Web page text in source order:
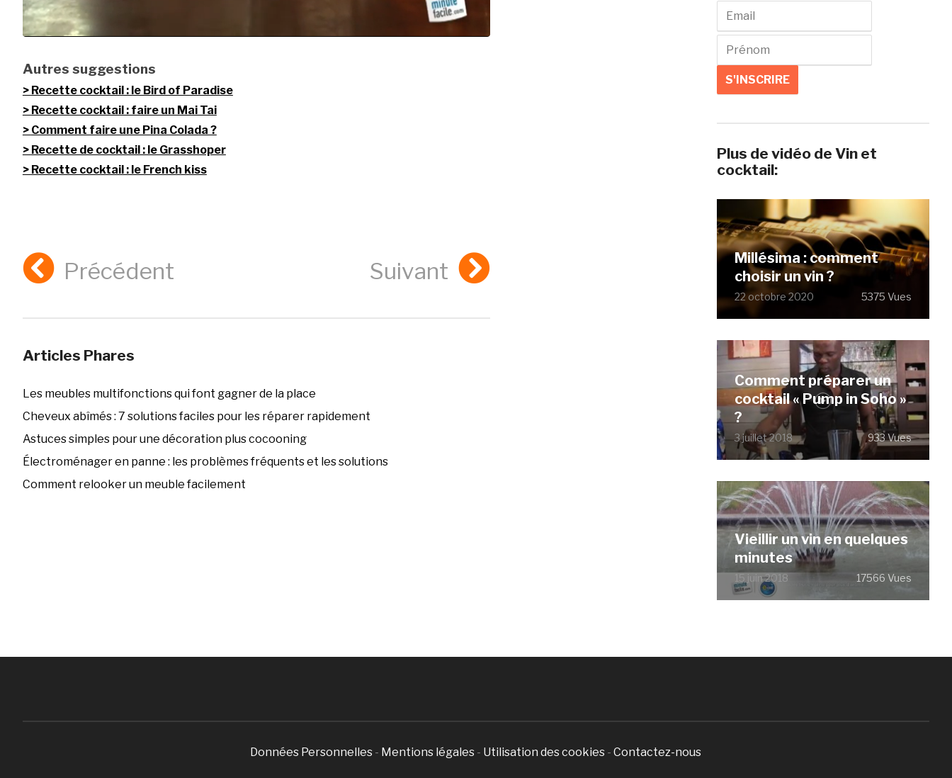
Autres suggestions
Recette cocktail : le Bird of Paradise
Recette cocktail : faire un Mai Tai
Comment faire une Pina Colada ?
Recette de cocktail : le Grasshoper
Recette cocktail : le French kiss
Précédent Suivant
Articles Phares
Les meubles multifonctions qui font gagner de la place
Cheveux abîmés : 7 solutions faciles pour les réparer rapidement
Astuces simples pour une décoration plus cocooning
Électroménager en panne : les problèmes fréquents et les solutions
Comment relooker un meuble facilement
Plus de vidéo de Vin et
cocktail:
Millésima : comment
choisir un vin ?
22 octobre 2020 5375 Vues
Comment préparer un
cocktail « Pump in Soho »
?
3 juillet 2018 933 Vues
Vieillir un vin en quelques
minutes
15 juin 2018 17566 Vues
Données Personnelles - Mentions légales - Utilisation des cookies -Contactez-nous